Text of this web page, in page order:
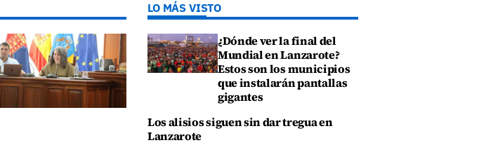
LO MÁS VISTO
¿Dónde ver la final del
Mundial en Lanzarote?
Estos son los municipios
que instalarán pantallas
gigantes
Los alisios siguen sin dar tregua en
Lanzarote